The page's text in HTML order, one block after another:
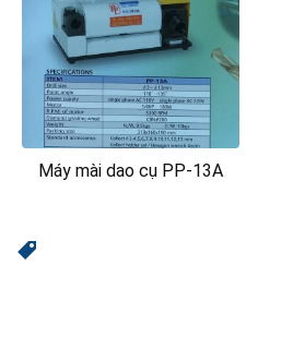
Máy mài dao cụ PP-13A